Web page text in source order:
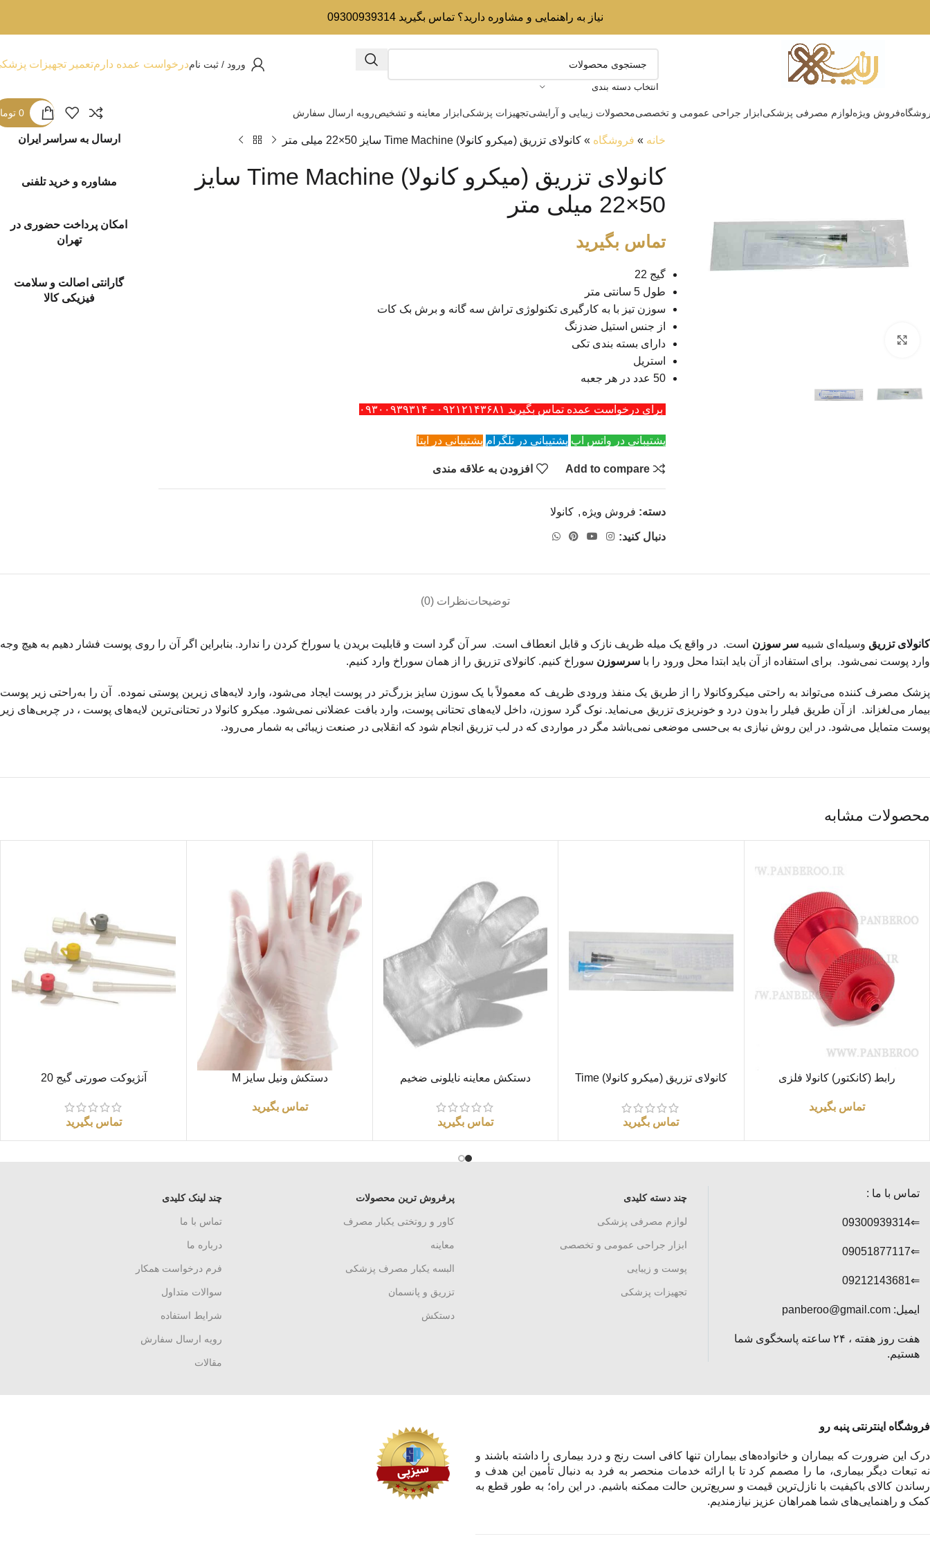
نیاز به راهنمایی و مشاوره دارید؟ تماس بگیرید 09300939314
انتخاب دسته بندی
ورود / ثبت نامدرخواست عمده دارمتعمیر تجهیزات
فروش ویژهلوازم مصرفی پزشکیابزار جراحی عمومی و تخصصیمحصولات زیبایی و آرایشیتجهیزات پزشکیابزار معاینه و تشخیصرویه ارسال سفارش 0
خانه » فروشگاه » کانولای تزریق (میکرو کانولا) Time Machine سایز 50×22 میلی متر
کانولای تزریق (میکرو کانولا) Time Machine سایز
50×22 میلی متر
تماس بگیرید
گیج 22
طول 5 سانتی ‌متر
سوزن تیز با به کارگیری تکنولوژی تراش سه گانه و برش بک کات
از جنس استیل ضدزنگ
دارای بسته بندی تکی
استریل
50 عدد در هر جعبه
برای درخواست عمده تماس بگیرید ۰۹۲۱۲۱۴۳۶۸۱ - ۰۹۳۰۰۹۳۹۳۱۴
پشتیبانی در واتس اپ پشتیبانی در تلگرام پشتیبانی در ایتا
Add to compare افزودن به علاقه مندی
دسته: فروش ویژه , کانولا
دنبال کنید:
ارسال به سراسر ایران
مشاوره و خرید تلفنی
امکان پرداخت حضوری در
تهران
گارانتی اصالت و سلامت
فیزیکی کالا
توضیحاتنظرات (0)
کانولای تزریق وسیله‌ای شبیهسر سوزن است. در واقع یک میله ظریف نازک و قابل انعطاف است. سر آن گرد است و قابلیت بریدن یا سوراخ کردن را ندارد. بنابراین اگر آن را روی پوست فشار دهیم به هیچ وجه
وارد پوست نمی‌شود. برای استفاده از آن باید ابتدا محل ورود را با سرسوزن سوراخ کنیم. کانولای تزریق را از همان سوراخ وارد کنیم.
پزشک مصرف کننده میتواند به راحتی میکروکانولا را از طریق یک منفذ ورودی ظریف که معمولاً با یک سوزن سایز بزرگتر در پوست ایجاد میشود، وارد لایههای زیرین پوستی نموده. آن را بهراحتی زیر پوست
بیمار میلغزاند. از آن طریق فیلر را بدون درد و خونریزی تزریق مینماید. نوک گرد سوزن، داخل لایههای تحتانی پوست، وارد بافت عضلانی نمیشود. میکرو کانولا در تحتانیترین لایههای پوست ، در چربیهای زیر
پوست متمایل میشود. در این روش نیازی به بیحسی موضعی نمیباشد مگر در مواردی که در لب تزریق انجام شود که انقلابی در صنعت زیبائی به شمار میرود.
محصولات مشابه
اطلاعات بیشتر
رابط (کانکتور) کانولا فلزی
تماس بگیرید
اطلاعات بیشتر
کانولای تزریق (میکرو کانولا) Time
تماس بگیرید
اطلاعات بیشتر
دستکش معاینه نایلونی ضخیم
تماس بگیرید
اطلاعات بیشتردستکش ونیل سایز M
تماس بگیرید
اطلاعات بیشترآنژیوکت صورتی گیج 20
تماس بگیرید
چند لینک کلیدی
تماس با ما
درباره ما
فرم درخواست همکار
سوالات متداول
شرایط استفاده
رویه ارسال سفارش
مقالات
پرفروش ترین محصولات
کاور و روتختی یکبار مصرف
معاینه
البسه یکبار مصرف پزشکی
تزریق و پانسمان
دستکش
چند دسته کلیدی
لوازم مصرفی پزشکی
ابزار جراحی عمومی و تخصصی
پوست و زیبایی
تجهیزات پزشکی
تماس با ما :
⇐09300939314
⇐09051877117
⇐09212143681
ایمیل: panberoo@gmail.com
هفت روز هفته ، ۲۴ ساعته پاسخگوی شما
هستیم.
فروشگاه اینترنتی پنبه رو
درک این ضرورت که بیماران و خانواده‌های بیماران تنها کافی است رنج و درد بیماری را داشته باشند و
نه تبعات دیگر بیماری، ما را مصمم کرد تا با ارائه خدمات منحصر به فرد به دنبال تأمین این هدف و
رساندن کالای باکیفیت با نازل‌ترین قیمت و سریع‌ترین حالت ممکنه باشیم. در این راه؛ به طور قطع به
کمک و راهنمایی‌های شما همراهان عزیز نیازمندیم.